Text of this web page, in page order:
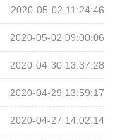
2020-05-02 11:24:46
2020-05-02 09:00:06
2020-04-30 13:37:28
2020-04-29 13:59:17
2020-04-27 14:02:14